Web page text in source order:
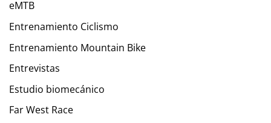
eMTB
Entrenamiento Ciclismo
Entrenamiento Mountain Bike
Entrevistas
Estudio biomecánico
Far West Race